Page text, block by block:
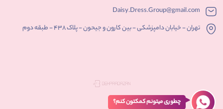
Daisy.Dress.Group@gmail.com
تهران - خیابان دامپزشکی - بین کارون و جیحون - پلاک ۴۳۸ - طبقه دوم
چطوری میتونم کمکتون کنم؟